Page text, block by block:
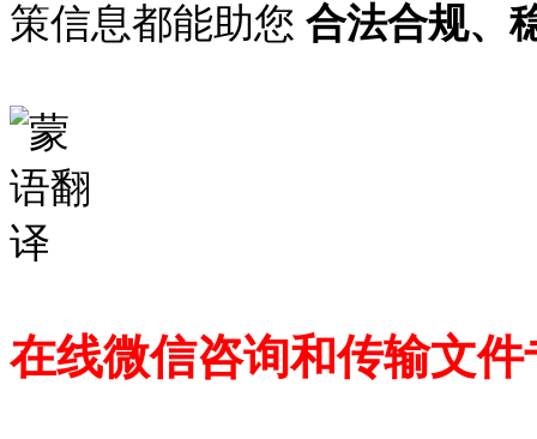
策信息都能助您 合法合规、
在线微信咨询和传输文